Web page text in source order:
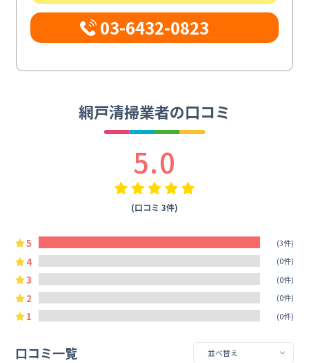
03-6432-0823
網戸清掃業者の口コミ
5.0
(口コミ 3件)
5 (3件)
4 (0件)
3 (0件)
2 (0件)
1 (0件)
口コミ一覧